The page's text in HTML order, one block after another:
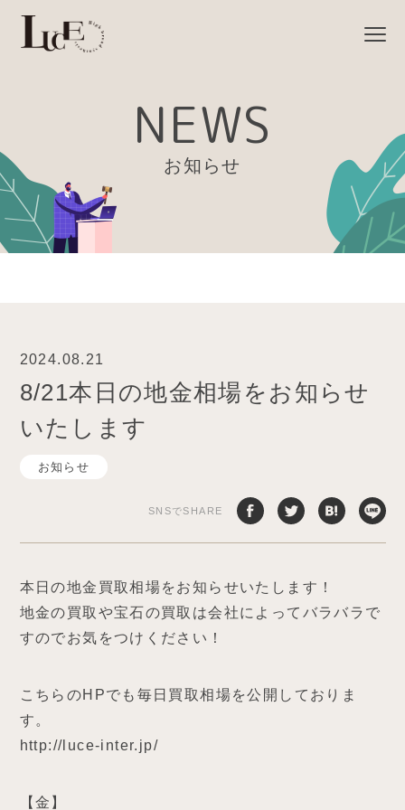
NEWS
お知らせ
2024.08.21
8/21本日の地金相場をお知らせ
いたします
お知らせ
SNSでSHARE
本日の地金買取相場をお知らせいたします！
地金の買取や宝石の買取は会社によってバラバラで
すのでお気をつけください！
こちらのHPでも毎日買取相場を公開しておりま
す。
http://luce-inter.jp/
【金】